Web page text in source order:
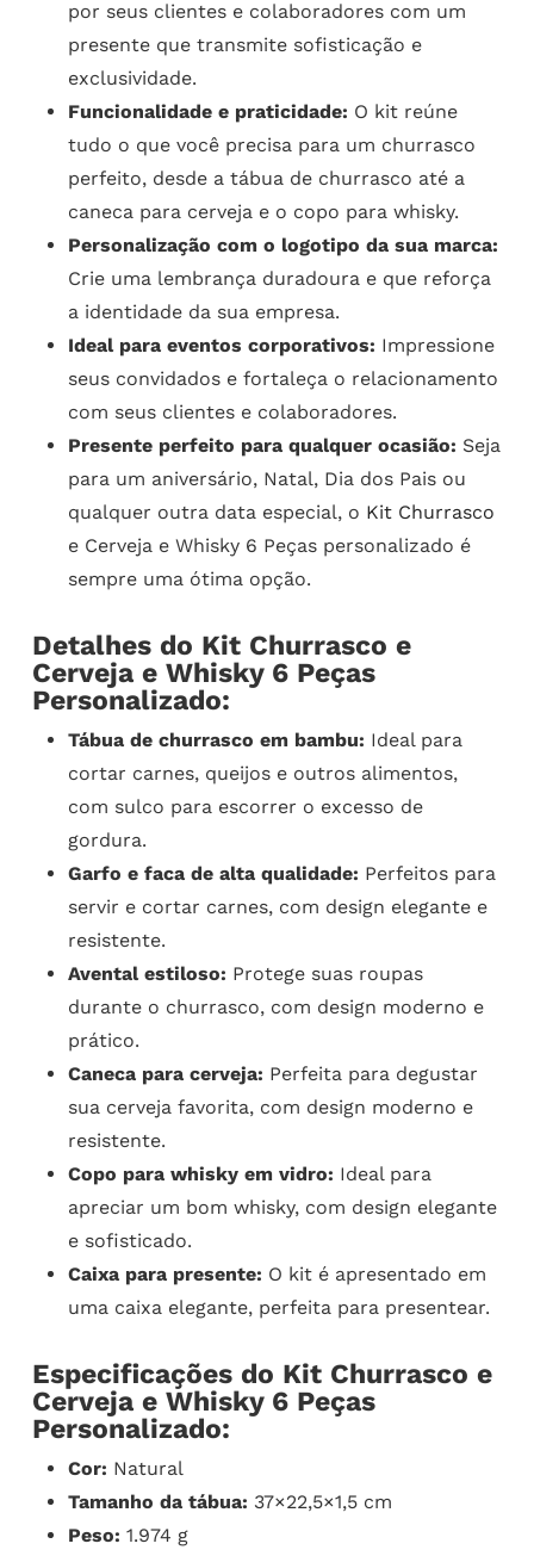
por seus clientes e colaboradores com um
presente que transmite sofisticação e
exclusividade.
Funcionalidade e praticidade: O kit reúne
tudo o que você precisa para um churrasco
perfeito, desde a tábua de churrasco até a
caneca para cerveja e o copo para whisky.
Personalização com o logotipo da sua marca:
Crie uma lembrança duradoura e que reforça
a identidade da sua empresa.
Ideal para eventos corporativos: Impressione
seus convidados e fortaleça o relacionamento
com seus clientes e colaboradores.
Presente perfeito para qualquer ocasião: Seja
para um aniversário, Natal, Dia dos Pais ou
qualquer outra data especial, o Kit Churrasco
e Cerveja e Whisky 6 Peças personalizado é
sempre uma ótima opção.
Detalhes do Kit Churrasco e
Cerveja e Whisky 6 Peças
Personalizado:
Tábua de churrasco em bambu: Ideal para
cortar carnes, queijos e outros alimentos,
com sulco para escorrer o excesso de
gordura.
Garfo e faca de alta qualidade: Perfeitos para
servir e cortar carnes, com design elegante e
resistente.
Avental estiloso: Protege suas roupas
durante o churrasco, com design moderno e
prático.
Caneca para cerveja: Perfeita para degustar
sua cerveja favorita, com design moderno e
resistente.
Copo para whisky em vidro: Ideal para
apreciar um bom whisky, com design elegante
e sofisticado.
Caixa para presente: O kit é apresentado em
uma caixa elegante, perfeita para presentear.
Especificações do Kit Churrasco e
Cerveja e Whisky 6 Peças
Personalizado:
Cor: Natural
Tamanho da tábua: 37×22,5×1,5 cm
Peso: 1.974 g